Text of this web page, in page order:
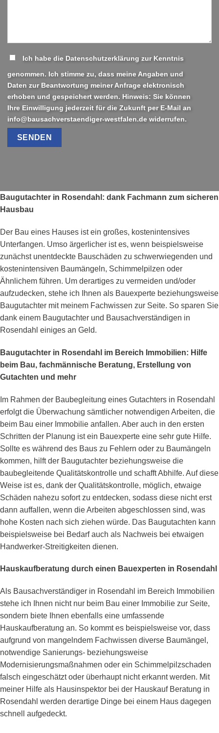
Ich habe die Datenschutzerklärung zur Kenntnis
genommen. Ich stimme zu, dass meine Angaben und
Daten zur Beantwortung meiner Anfrage elektronisch
erhoben und gespeichert werden. Hinweis: Sie können
Ihre Einwilligung jederzeit für die Zukunft per E-Mail an
info@bausachverstaendiger-westfalen.de widerrufen.
Baugutachter in Rosendahl: dank Fachmann zum sicheren
Hausbau
Der Bau eines Hauses ist ein großes, kostenintensives
Unterfangen. Umso ärgerlicher ist es, wenn beispielsweise
zunächst unentdeckte Bauschäden zu schwerwiegenden und
kostenintensiven Baumängeln, Schimmelpilzen oder
Ähnlichem führen. Um derartiges zu vermeiden und/oder
aufzudecken, stehe ich Ihnen als Bauexperte beziehungsweise
Baugutachter mit meinem Fachwissen zur Seite. So sparen Sie
dank einem Baugutachter und Bausachverständigen in
Rosendahl einiges an Geld.
Baugutachter in Rosendahl im Bereich Immobilien: Hilfe
beim Bau, fachmännische Beratung, Erstellung von
Gutachten und mehr
Im Rahmen der Baubegleitung eines Gutachters in Rosendahl
erfolgt die Überwachung sämtlicher notwendigen Arbeiten, die
beim Bau einer Immobilie anfallen. Aber auch in den ersten
Schritten der Planung ist ein Bauexperte eine sehr gute Hilfe.
Sollte es während des Baus zu Fehlern oder zu Baumängeln
kommen, hilft der Baugutachter beziehungsweise die
baubegleitende Qualitätskontrolle und schafft Abhilfe. Auf diese
Weise ist es, dank der Qualitätskontrolle, möglich, etwaige
Schäden nahezu sofort zu entdecken, sodass diese nicht erst
dann auffallen, wenn die Arbeiten abgeschlossen sind, was
hohe Kosten nach sich ziehen würde. Das Baugutachten kann
beispielsweise bei Bedarf auch als Nachweis bei etwaigen
Handwerker-Streitigkeiten dienen.
Hauskaufberatung durch einen Bauexperten in Rosendahl
Als Bausachverständiger in Rosendahl im Bereich Immobilien
stehe ich Ihnen nicht nur beim Bau einer Immobilie zur Seite,
sondern biete Ihnen ebenfalls eine umfassende
Hauskaufberatung an. So kommt es beispielsweise vor, dass
aufgrund von mangelndem Fachwissen diverse Baumängel,
notwendige Sanierungs- beziehungsweise
Modernisierungsmaßnahmen oder ein Schimmelpilzschaden
falsch eingeschätzt oder überhaupt nicht erkannt werden. Mit
meiner Hilfe als Hausinspektor bei der Hauskauf Beratung in
Rosendahl werden derartige Dinge bei einem Haus dagegen
schnell aufgedeckt.